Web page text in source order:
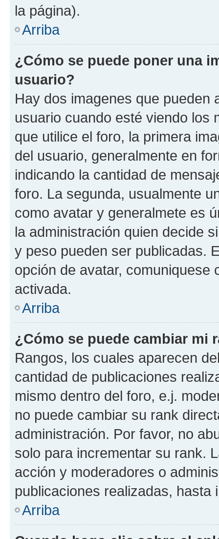
la página).
Arriba
¿Cómo se puede poner una
usuario?
Hay dos imagenes que pueden
usuario cuando esté viendo los
que utilice el foro, la primera
del usuario, generalmente en
indicando la cantidad de
foro. La segunda, usualmente
como avatar y generalmete es
la administración quien decide
y peso pueden ser publicadas.
opción de avatar, comuniquese
activada.
Arriba
¿Cómo se puede cambiar mi
Rangos, los cuales aparecen
cantidad de publicaciones
mismo dentro del foro, e.j.
no puede cambiar su rank
administración. Por favor, no
solo para incrementar su rank.
acción y moderadores o
publicaciones realizadas, hasta
Arriba